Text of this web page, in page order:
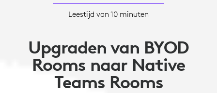
Leestijd van 10 minuten
Upgraden van BYOD
Rooms naar Native
Teams Rooms